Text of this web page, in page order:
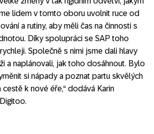
lidem v tomto oboru uvolnit ruce od
a rutiny, aby měli čas na činnosti s
Díky spolupráci se SAP toho
Společně s nimi jsme dali hlavy
a naplánovali, jak toho dosáhnout. Bylo
si nápady a poznat partu skvělých
cestě k nové éře,“ dodává Karin